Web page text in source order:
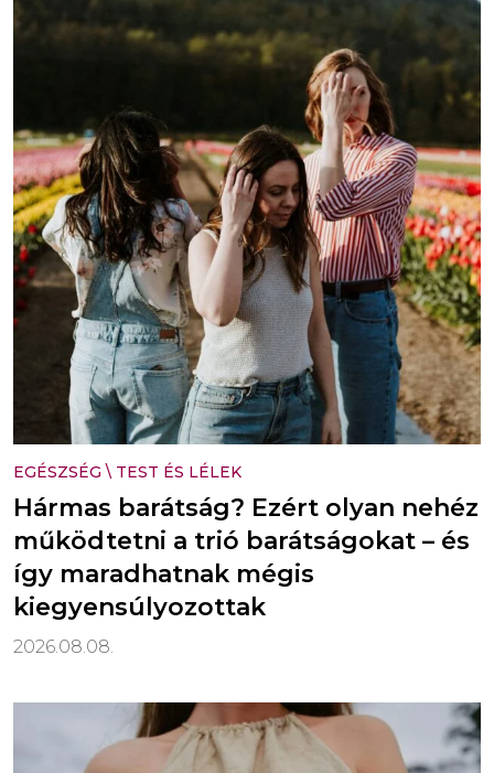
EGÉSZSÉG \ TEST ÉS LÉLEK
Hármas barátság? Ezért olyan nehéz
működtetni a trió barátságokat – és
így maradhatnak mégis
kiegyensúlyozottak
2026.08.08.